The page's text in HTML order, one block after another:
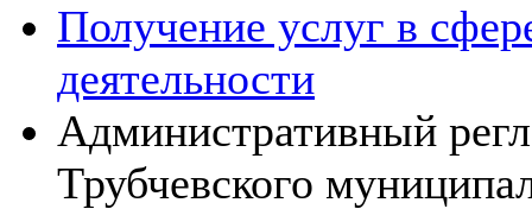
Получение услуг в
деятельности
Административный
Трубчевского